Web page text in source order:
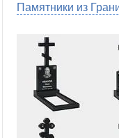
Памятники из